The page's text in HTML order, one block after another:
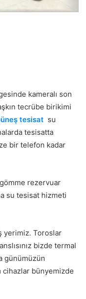
kameralı son
tecrübe birikimi
tesisat su
tesisatta
bir telefon kadar
rezervuar
su tesisat hizmeti
yerimiz. Toroslar
bizde termal
günümüzün
cihazlar bünyemizde